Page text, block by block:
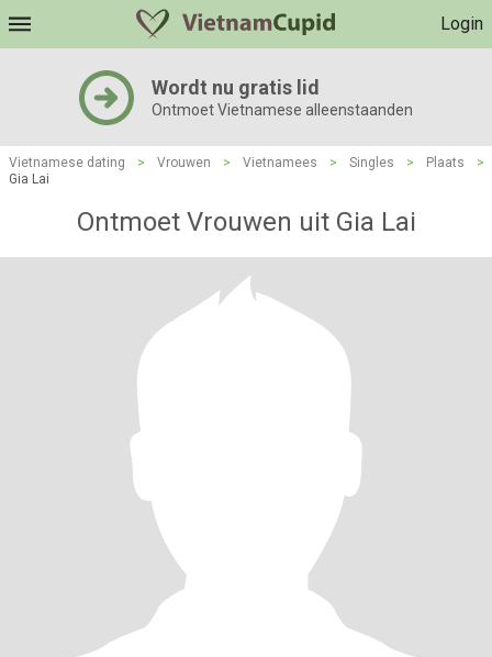
Login
Wordt nu gratis lid
Ontmoet Vietnamese alleenstaanden
Vietnamese dating > Vrouwen > Vietnamees > Singles > Plaats
>
Gia Lai
Ontmoet Vrouwen uit Gia Lai